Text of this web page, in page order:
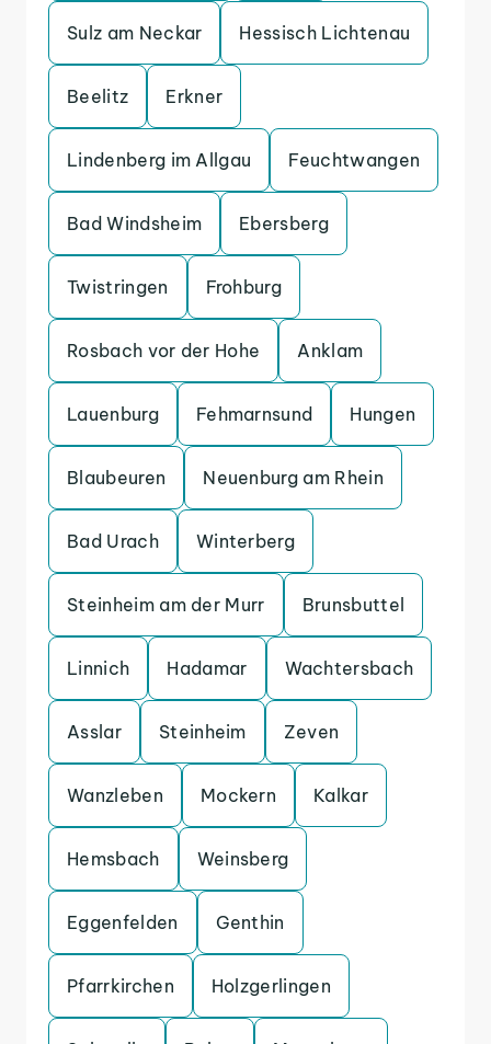
Sulz am Neckar Hessisch Lichtenau
Beelitz Erkner
Lindenberg im Allgau Feuchtwangen
Bad Windsheim Ebersberg
Twistringen Frohburg
Rosbach vor der Hohe Anklam
Lauenburg Fehmarnsund Hungen
Blaubeuren Neuenburg am Rhein
Bad Urach Winterberg
Steinheim am der Murr Brunsbuttel
Linnich Hadamar Wachtersbach
Asslar Steinheim Zeven
Wanzleben Mockern Kalkar
Hemsbach Weinsberg
Eggenfelden Genthin
Pfarrkirchen Holzgerlingen